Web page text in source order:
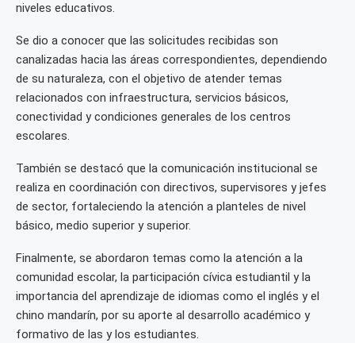
niveles educativos.
Se dio a conocer que las solicitudes recibidas son
canalizadas hacia las áreas correspondientes, dependiendo
de su naturaleza, con el objetivo de atender temas
relacionados con infraestructura, servicios básicos,
conectividad y condiciones generales de los centros
escolares.
También se destacó que la comunicación institucional se
realiza en coordinación con directivos, supervisores y jefes
de sector, fortaleciendo la atención a planteles de nivel
básico, medio superior y superior.
Finalmente, se abordaron temas como la atención a la
comunidad escolar, la participación cívica estudiantil y la
importancia del aprendizaje de idiomas como el inglés y el
chino mandarín, por su aporte al desarrollo académico y
formativo de las y los estudiantes.